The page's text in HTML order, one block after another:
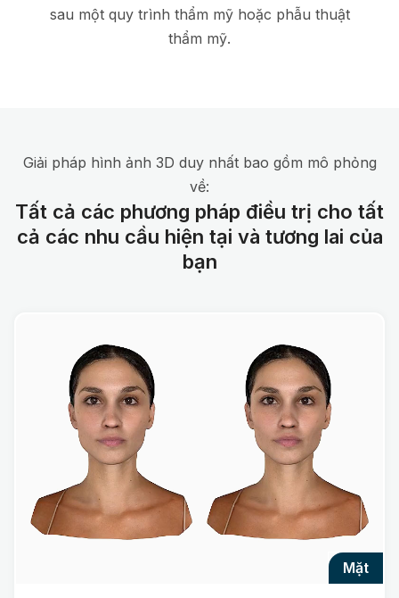
sau một quy trình thẩm mỹ hoặc phẫu thuật
thẩm mỹ.
Giải pháp hình ảnh 3D duy nhất bao gồm mô phỏng
về:
Tất cả các phương pháp điều trị cho tất
cả các nhu cầu hiện tại và tương lai của
bạn
mặt